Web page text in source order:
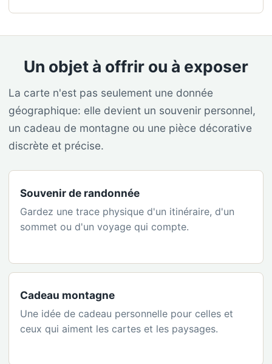
Un objet à offrir ou à exposer
La carte n'est pas seulement une donnée
géographique: elle devient un souvenir personnel,
un cadeau de montagne ou une pièce décorative
discrète et précise.
Souvenir de randonnée
Gardez une trace physique d'un itinéraire, d'un
sommet ou d'un voyage qui compte.
Cadeau montagne
Une idée de cadeau personnelle pour celles et
ceux qui aiment les cartes et les paysages.